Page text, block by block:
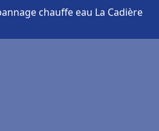
chauffe eau La Cadière